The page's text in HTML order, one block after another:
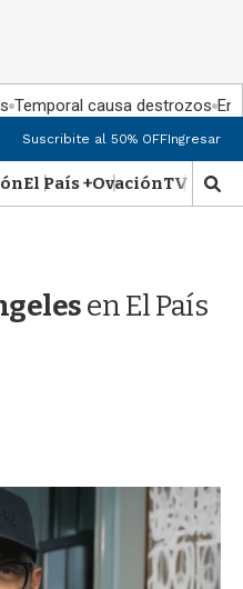
Temporal causa destrozos En
Suscribite al 50% OFFIngresar
El País +OvaciónTV Show
M
o
d
a
en El País